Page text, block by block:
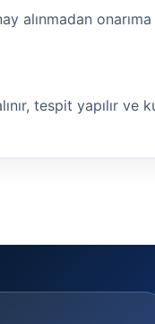
alınmadan
tespit yapılır ve